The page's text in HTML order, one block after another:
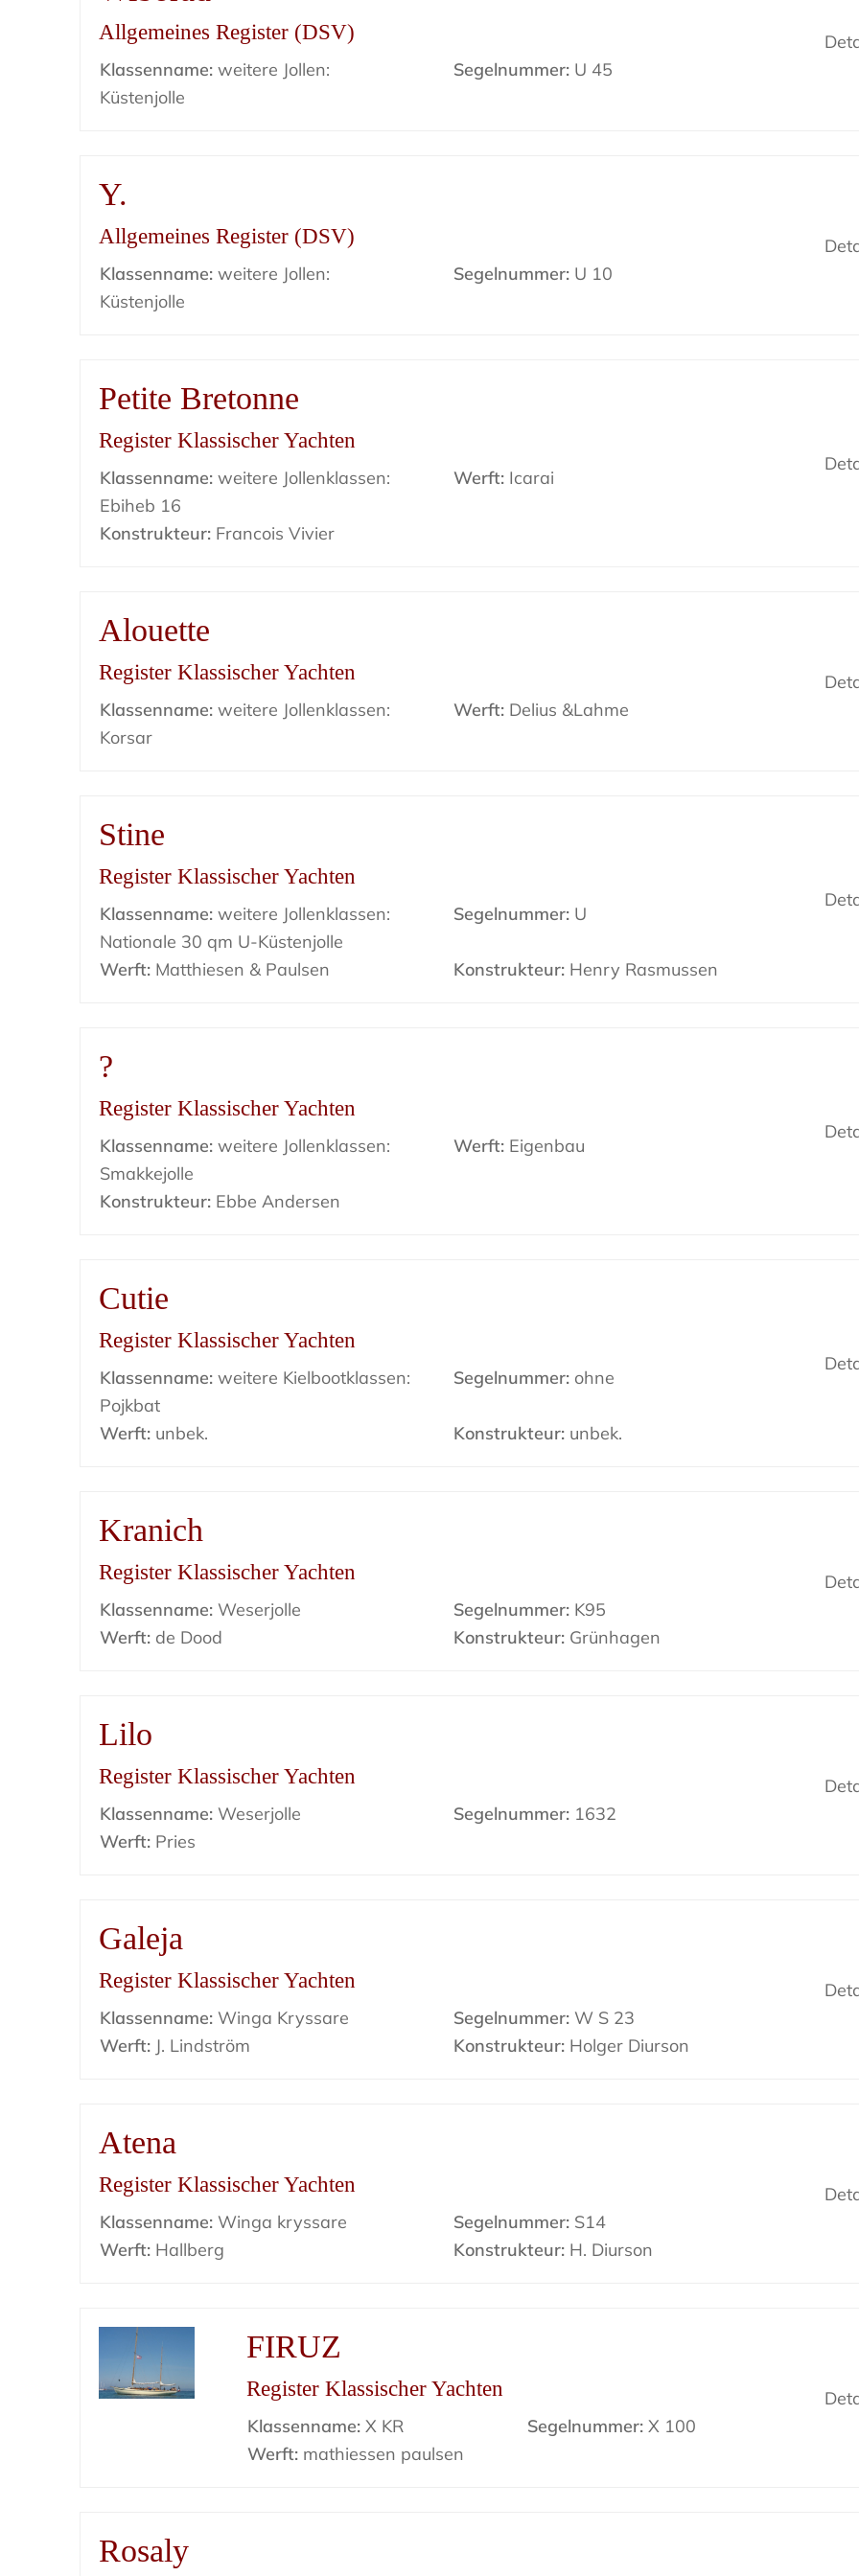
Allgemeines Register (DSV)
Klassenname: weitere Jollen:
Küstenjolle
Segelnummer:U 45
Y.
Allgemeines Register (DSV)
Klassenname: weitere Jollen:
Küstenjolle
Segelnummer:U 10
Petite Bretonne
Register Klassischer Yachten
Klassenname: weitere Jollenklassen:
Ebiheb 16
Werft:Icarai
Konstrukteur: Francois Vivier
Alouette
Register Klassischer Yachten
Klassenname: weitere Jollenklassen:
Korsar
Werft:Delius &Lahme
Stine
Register Klassischer Yachten
Klassenname: weitere Jollenklassen:
Nationale 30 qm U-Küstenjolle
Segelnummer:U
Werft: Matthiesen & Paulsen Konstrukteur:Henry Rasmussen
?
Register Klassischer Yachten
Klassenname: weitere Jollenklassen:
Smakkejolle
Werft:Eigenbau
Konstrukteur: Ebbe Andersen
Cutie
Register Klassischer Yachten
Klassenname: weitere Kielbootklassen:
Pojkbat
Segelnummer:ohne
Werft: unbek. Konstrukteur:unbek.
Kranich
Register Klassischer Yachten
Klassenname: Weserjolle Segelnummer:K95
Werft: de Dood Konstrukteur:Grünhagen
Lilo
Register Klassischer Yachten
Klassenname: Weserjolle Segelnummer:1632
Werft: Pries
Galeja
Register Klassischer Yachten
Klassenname: Winga Kryssare Segelnummer:W S 23
Werft: J. Lindström Konstrukteur:Holger Diurson
Atena
Register Klassischer Yachten
Klassenname: Winga kryssare Segelnummer:S14
Werft: Hallberg Konstrukteur:H. Diurson
FIRUZ
Register Klassischer Yachten
Klassenname: X KR Segelnummer:X 100
Werft: mathiessen paulsen
Rosaly